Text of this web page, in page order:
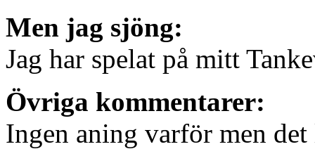
Men jag sjöng:
Jag har spelat på mitt
Övriga kommentarer:
Ingen aning varför men det